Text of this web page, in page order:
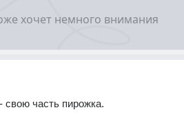
свою часть пирожка.